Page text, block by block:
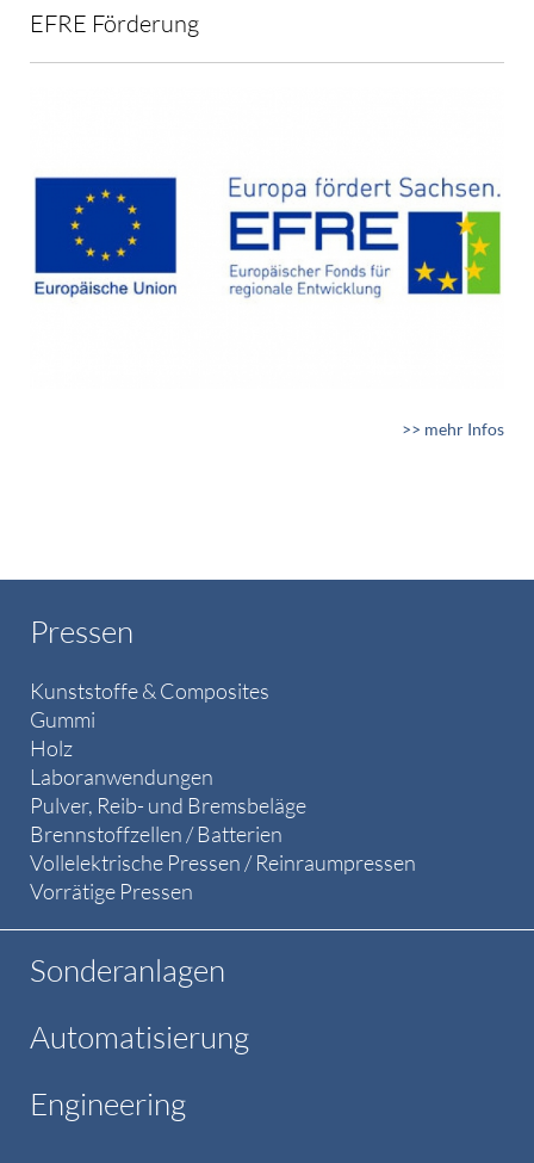
EFRE Förderung
>> mehr Infos
Pressen
Kunststoffe & Composites
Gummi
Holz
Laboranwendungen
Pulver, Reib- und Bremsbeläge
Brennstoffzellen / Batterien
Vollelektrische Pressen / Reinraumpressen
Vorrätige Pressen
Sonderanlagen
Automatisierung
Engineering